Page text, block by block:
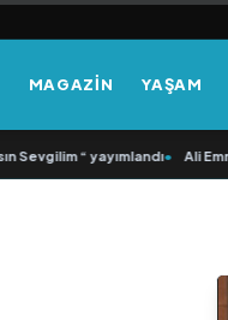
MAGAZİN YAŞAM
“ yayımlandı• Ali Emre